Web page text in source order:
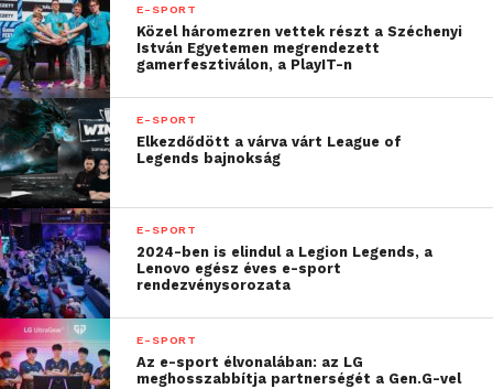
E-SPORT
Közel háromezren vettek részt a Széchenyi
István Egyetemen megrendezett
gamerfesztiválon, a PlayIT-n
E-SPORT
Elkezdődött a várva várt League of
Legends bajnokság
E-SPORT
2024-ben is elindul a Legion Legends, a
Lenovo egész éves e-sport
rendezvénysorozata
E-SPORT
Az e-sport élvonalában: az LG
meghosszabbítja partnerségét a Gen.G-vel